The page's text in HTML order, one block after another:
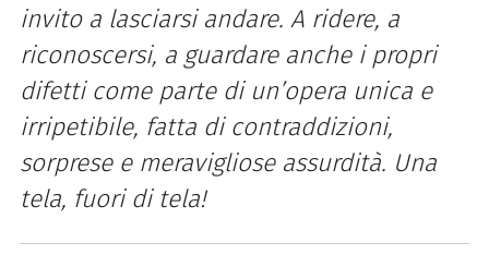
invito a lasciarsi andare. A ridere, a
riconoscersi, a guardare anche i propri
difetti come parte di un’opera unica e
irripetibile, fatta di contraddizioni,
sorprese e meravigliose assurdità. Una
tela, fuori di tela!